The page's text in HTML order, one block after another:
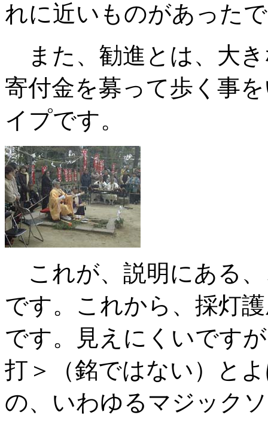
れに近いものがあった
また、勧進とは、大
寄付金を募って歩く事
イプです。
これが、説明にある
です。これから、採灯
です。見えにくいです
打＞（銘ではない）と
の、いわゆるマジック